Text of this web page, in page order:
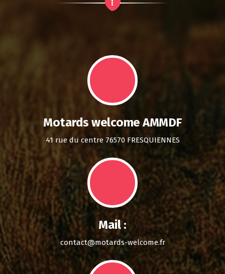
Motards welcome AMMDF
41 rue du centre 76570 FRESQUIENNES
Mail :
contact@motards-welcome.fr